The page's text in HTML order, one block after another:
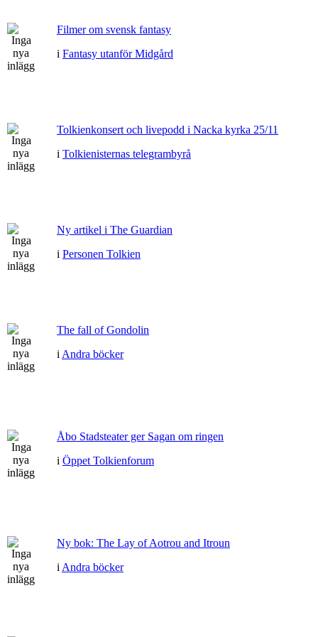
Filmer om svensk fantasy
i Fantasy utanför Midgård
Tolkienkonsert och livepodd i Nacka kyrka 25/11
i Tolkienisternas telegrambyrå
Ny artikel i The Guardian
i Personen Tolkien
The fall of Gondolin
i Andra böcker
Åbo Stadsteater ger Sagan om ringen
i Öppet Tolkienforum
Ny bok: The Lay of Aotrou and Itroun
i Andra böcker